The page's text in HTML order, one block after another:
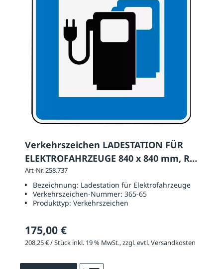
Verkehrszeichen LADESTATION FÜR
ELEKTROFAHRZEUGE 840 x 840 mm, RA
1
Art-Nr. 258.737
Bezeichnung: Ladestation für Elektrofahrzeuge
Verkehrszeichen-Nummer: 365-65
Produkttyp: Verkehrszeichen
175,00 €
208,25 € / Stück inkl. 19 % MwSt., zzgl. evtl. Versandkosten